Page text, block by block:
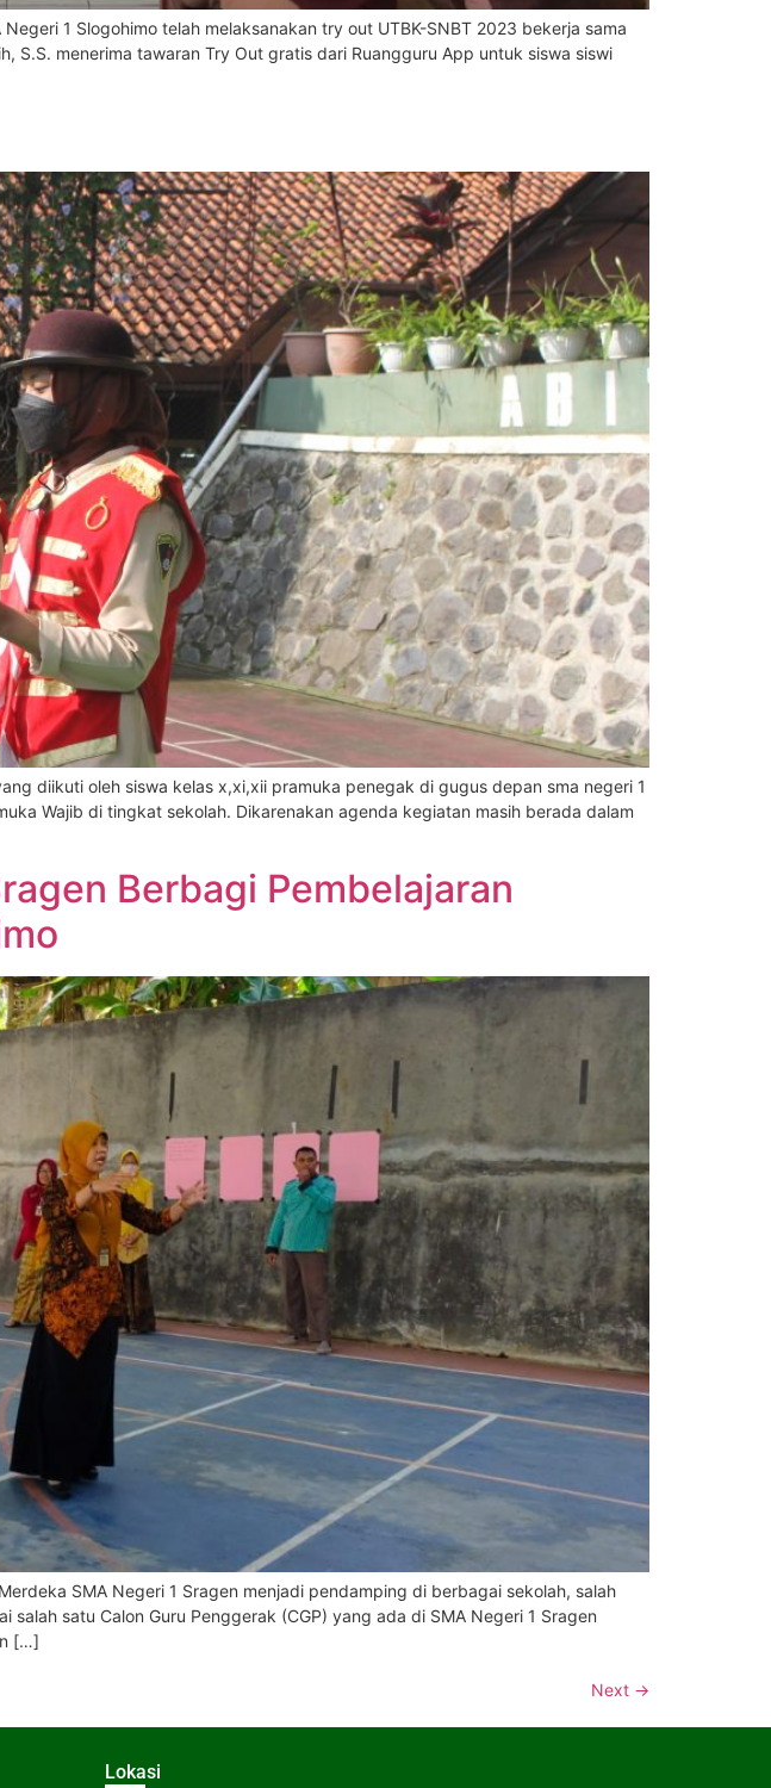
1 Slogohimo telah melaksanakan try out UTBK-SNBT 2023 bekerja sama
S.S. menerima tawaran Try Out gratis dari Ruangguru App untuk siswa siswi
diikuti oleh siswa kelas x,xi,xii pramuka penegak di gugus depan sma negeri 1
Wajib di tingkat sekolah. Dikarenakan agenda kegiatan masih berada dalam
Berbagi Pembelajaran
SMA Negeri 1 Sragen menjadi pendamping di berbagai sekolah, salah
satu Calon Guru Penggerak (CGP) yang ada di SMA Negeri 1 Sragen
[…]
Next →
Lokasi